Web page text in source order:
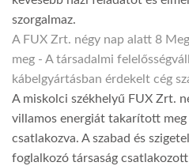
szorgalmaz.
A FUX Zrt. négy nap alatt 8
meg - A társadalmi
kábelgyártásban érdekelt cég
A miskolci székhelyű FUX Zrt.
villamos energiát takarított
csatlakozva. A szabad és
foglalkozó társaság